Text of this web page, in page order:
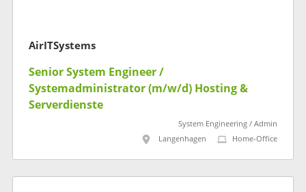
AirITSystems
Senior System Engineer /
Systemadministrator (m/w/d) Hosting &
Serverdienste
System Engineering / Admin
Langenhagen
Home-Office